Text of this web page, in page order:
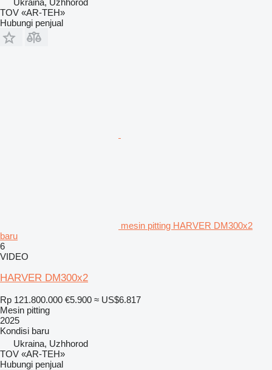
Ukraina, Uzhhorod
TOV «AR-TEH»
Hubungi penjual
mesin pitting HARVER DM300x2
baru
6
VIDEO
HARVER DM300x2
Rp 121.800.000 €5.900 ≈ US$6.817
Mesin pitting
2025
Kondisi baru
Ukraina, Uzhhorod
TOV «AR-TEH»
Hubungi penjual